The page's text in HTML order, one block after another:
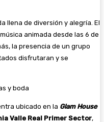
llena de diversión y alegría. El
animada desde las 6 de
la presencia de un grupo
disfrutaran y se
ubicado en la Glam House
Valle Real Primer Sector,